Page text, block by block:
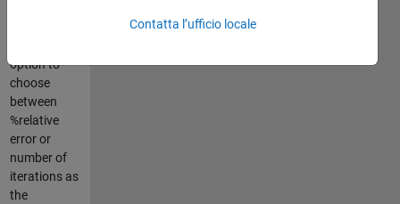
option to
choose
between
%relative
error or
number of
iterations as
the
Contatta l’ufficio locale